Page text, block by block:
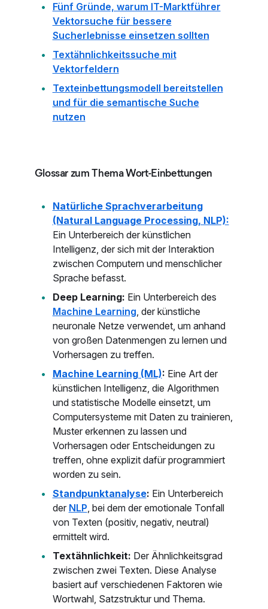
Fünf Gründe, warum IT-Marktführer
Vektorsuche für bessere
Sucherlebnisse einsetzen sollten
Textähnlichkeitssuche mit
Vektorfeldern
Texteinbettungsmodell bereitstellen
und für die semantische Suche
nutzen
Glossar zum Thema Wort-Einbettungen
Natürliche Sprachverarbeitung
(Natural Language Processing, NLP):
Ein Unterbereich der künstlichen
Intelligenz, der sich mit der Interaktion
zwischen Computern und menschlicher
Sprache befasst.
Deep Learning: Ein Unterbereich des
Machine Learning, der künstliche
neuronale Netze verwendet, um anhand
von großen Datenmengen zu lernen und
Vorhersagen zu treffen.
Machine Learning (ML): Eine Art der
künstlichen Intelligenz, die Algorithmen
und statistische Modelle einsetzt, um
Computersysteme mit Daten zu trainieren,
Muster erkennen zu lassen und
Vorhersagen oder Entscheidungen zu
treffen, ohne explizit dafür programmiert
worden zu sein.
Standpunktanalyse: Ein Unterbereich
der NLP, bei dem der emotionale Tonfall
von Texten (positiv, negativ, neutral)
ermittelt wird.
Textähnlichkeit: Der Ähnlichkeitsgrad
zwischen zwei Texten. Diese Analyse
basiert auf verschiedenen Faktoren wie
Wortwahl, Satzstruktur und Thema.